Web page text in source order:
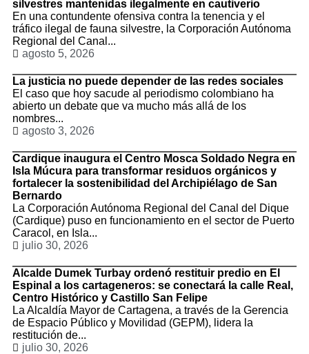
silvestres mantenidas ilegalmente en cautiverio
En una contundente ofensiva contra la tenencia y el
tráfico ilegal de fauna silvestre, la Corporación Autónoma
Regional del Canal...
agosto 5, 2026
La justicia no puede depender de las redes sociales
El caso que hoy sacude al periodismo colombiano ha
abierto un debate que va mucho más allá de los
nombres...
agosto 3, 2026
Cardique inaugura el Centro Mosca Soldado Negra en
Isla Múcura para transformar residuos orgánicos y
fortalecer la sostenibilidad del Archipiélago de San
Bernardo
La Corporación Autónoma Regional del Canal del Dique
(Cardique) puso en funcionamiento en el sector de Puerto
Caracol, en Isla...
julio 30, 2026
Alcalde Dumek Turbay ordenó restituir predio en El
Espinal a los cartageneros: se conectará la calle Real,
Centro Histórico y Castillo San Felipe
La Alcaldía Mayor de Cartagena, a través de la Gerencia
de Espacio Público y Movilidad (GEPM), lidera la
restitución de...
julio 30, 2026